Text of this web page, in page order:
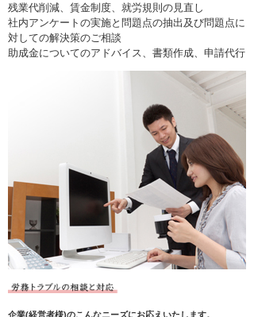
残業代削減、賃金制度、就労規則の見直し
社内アンケートの実施と問題点の抽出及び問題点に
対しての解決策のご相談
助成金についてのアドバイス、書類作成、申請代行
企業(経営者様)のこんなニーズにお応えいたします。